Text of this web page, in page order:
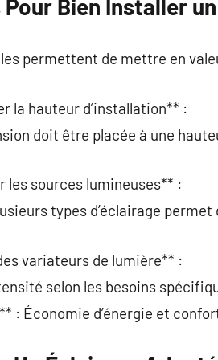
Pour Bien Installer
permettent de mettre en
la hauteur d’installation** :
doit être placée à une
les sources lumineuses** :
types d’éclairage
variateurs de lumière** :
selon les besoins
: Économie d’énergie et